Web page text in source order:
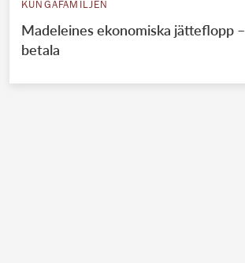
KUNGAFAMILJEN
Madeleines ekonomiska jätteflopp
betala